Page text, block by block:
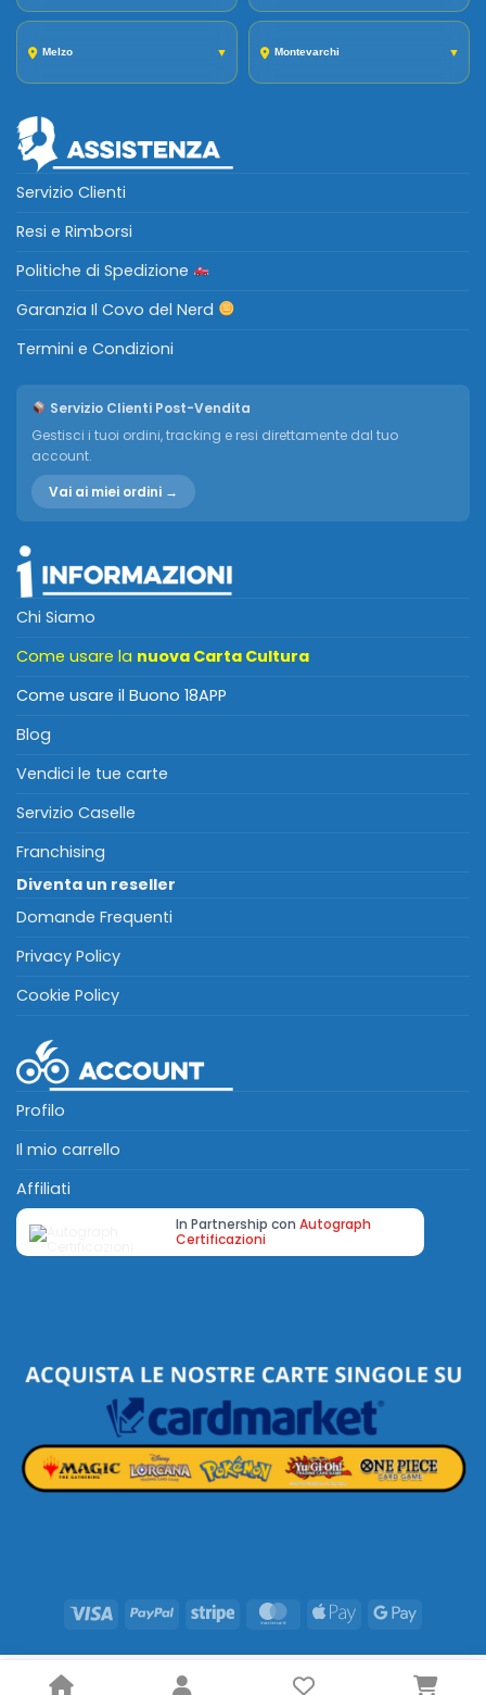
Melzo ▼ Montevarchi ▼
Servizio Clienti
Resi e Rimborsi
Politiche di Spedizione
Garanzia Il Covo del Nerd
Termini e Condizioni
Servizio Clienti Post-Vendita
Gestisci i tuoi ordini, tracking e resi direttamente dal tuo
account.
Vai ai miei ordini →
Chi Siamo
Come usare la nuova Carta Cultura
Come usare il Buono 18APP
Blog
Vendici le tue carte
Servizio Caselle
Franchising
Diventa un reseller
Domande Frequenti
Privacy Policy
Cookie Policy
Profilo
Il mio carrello
Affiliati
In Partnership con Autograph
Certificazioni
Visa PayPal Stripe MasterCard
Apple
Google